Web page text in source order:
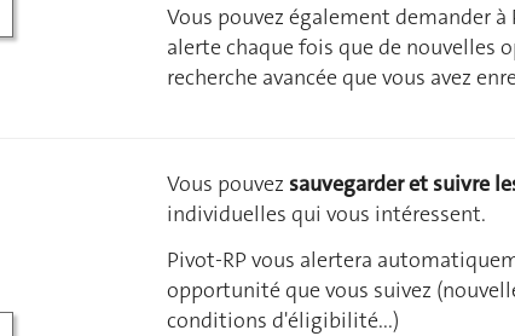
Vous pouvez également demander à
alerte chaque fois que de nouvelles
recherche avancée que vous avez
Vous pouvez sauvegarder et suivre
individuelles qui vous intéressent.
Pivot-RP vous alertera
opportunité que vous suivez
conditions d'éligibilité...)